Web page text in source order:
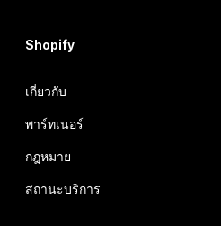
Shopify
เกี่ยวกับ
พาร์ทเนอร์
กฎหมาย
สถานะบริการ